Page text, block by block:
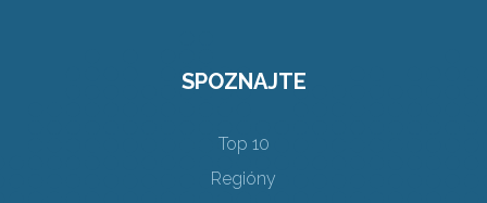
SPOZNAJTE
Top 10
Regióny